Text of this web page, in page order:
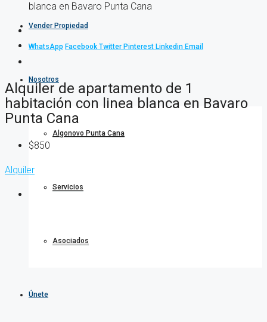
Vender Propiedad
Nosotros
Algonovo Punta Cana
Servicios
Asociados
Únete
blanca en Bavaro Punta Cana
WhatsApp Facebook Twitter Pinterest Linkedin Email
Alquiler de apartamento de 1
habitación con linea blanca en Bavaro
Punta Cana
$850
Alquiler